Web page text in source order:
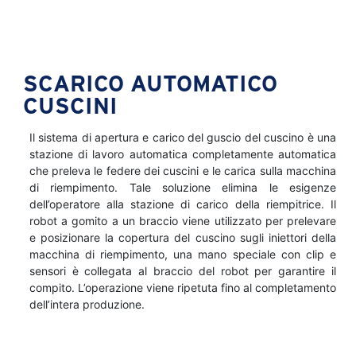
SCARICO AUTOMATICO
CUSCINI
Il sistema di apertura e carico del guscio del cuscino è una
stazione di lavoro automatica completamente automatica
che preleva le federe dei cuscini e le carica sulla macchina
di riempimento. Tale soluzione elimina le esigenze
dell’operatore alla stazione di carico della riempitrice. Il
robot a gomito a un braccio viene utilizzato per prelevare
e posizionare la copertura del cuscino sugli iniettori della
macchina di riempimento, una mano speciale con clip e
sensori è collegata al braccio del robot per garantire il
compito. L’operazione viene ripetuta fino al completamento
dell’intera produzione.